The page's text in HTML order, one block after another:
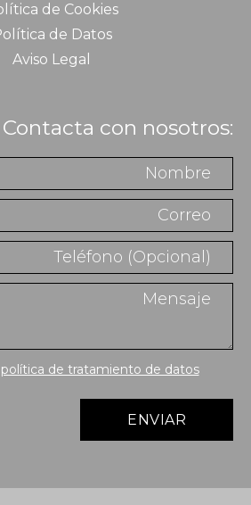
de Cookies
de Datos
Aviso Legal
Contacta con nosotros:
política de tratamiento de datos